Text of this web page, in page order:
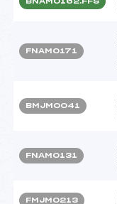
FNAM0171
BMJM0041
FNAM0131
FMJM0213